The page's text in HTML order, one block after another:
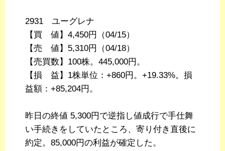
2931 ユーグレナ
【買 値】4,450円（04/15）
【売 値】5,310円（04/18）
【売買数】100株。445,000円。
【損 益】1株単位：+860円。+19.33%。損
益額：+85,204円。
昨日の終値 5,300円で逆指し値成行で手仕舞
い手続きをしていたところ、寄り付き直後に
約定。85,000円の利益が確定した。